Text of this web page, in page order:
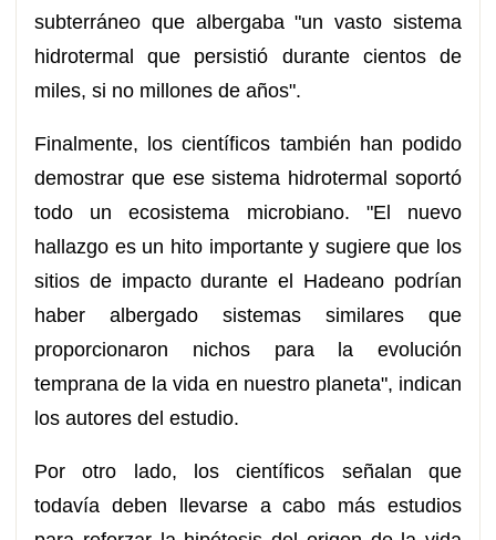
subterráneo que albergaba "un vasto sistema
hidrotermal que persistió durante cientos de
miles, si no millones de años".
Finalmente, los científicos también han podido
demostrar que ese sistema hidrotermal soportó
todo un ecosistema microbiano. "El nuevo
hallazgo es un hito importante y sugiere que los
sitios de impacto durante el Hadeano podrían
haber albergado sistemas similares que
proporcionaron nichos para la evolución
temprana de la vida en nuestro planeta", indican
los autores del estudio.
Por otro lado, los científicos señalan que
todavía deben llevarse a cabo más estudios